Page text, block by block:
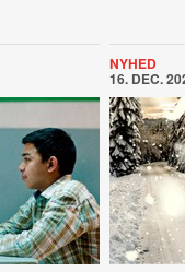
NYHED
16. DEC.